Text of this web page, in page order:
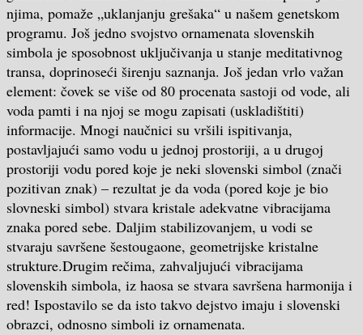
njima, pomaže „uklanjanju grešaka“ u našem genetskom
programu. Još jedno svojstvo ornamenata slovenskih
simbola je sposobnost uključivanja u stanje meditativnog
transa, doprinoseći širenju saznanja. Još jedan vrlo važan
element: čovek se više od 80 procenata sastoji od vode, ali
voda pamti i na njoj se mogu zapisati (uskladištiti)
informacije. Mnogi naučnici su vršili ispitivanja,
postavljajući samo vodu u jednoj prostoriji, a u drugoj
prostoriji vodu pored koje je neki slovenski simbol (znači
pozitivan znak) – rezultat je da voda (pored koje je bio
slovneski simbol) stvara kristale adekvatne vibracijama
znaka pored sebe. Daljim stabilizovanjem, u vodi se
stvaraju savršene šestougaone, geometrijske kristalne
strukture.Drugim rečima, zahvaljujući vibracijama
slovenskih simbola, iz haosa se stvara savršena harmonija i
red! Ispostavilo se da isto takvo dejstvo imaju i slovenski
obrazci, odnosno simboli iz ornamenata.